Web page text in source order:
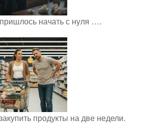
начать с нуля ….
продукты на две недели.